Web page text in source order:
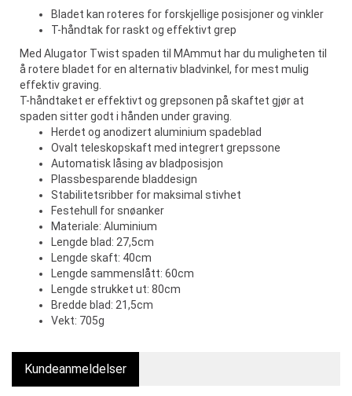
Bladet kan roteres for forskjellige posisjoner og vinkler
T-håndtak for raskt og effektivt grep
Med Alugator Twist spaden til MAmmut har du muligheten til
å rotere bladet for en alternativ bladvinkel, for mest mulig
effektiv graving.
T-håndtaket er effektivt og grepsonen på skaftet gjør at
spaden sitter godt i hånden under graving.
Herdet og anodizert aluminium spadeblad
Ovalt teleskopskaft med integrert grepssone
Automatisk låsing av bladposisjon
Plassbesparende bladdesign
Stabilitetsribber for maksimal stivhet
Festehull for snøanker
Materiale: Aluminium
Lengde blad: 27,5cm
Lengde skaft: 40cm
Lengde sammenslått: 60cm
Lengde strukket ut: 80cm
Bredde blad: 21,5cm
Vekt: 705g
Kundeanmeldelser